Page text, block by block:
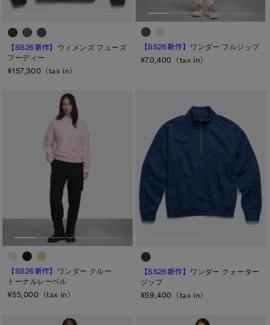
ひざ
ふくらはぎ
【SS26新作】 ウィメンズ フューズ
フーディー
¥157,300（tax in）
【SS26新作】 ワンダー フルジップ
¥70,400（tax in）
【SS26新作】 ワンダー クルー
トーナルレーベル
¥55,000（tax in）
【SS26新作】 ワンダー クォーター
ジップ
¥59,400（tax in）